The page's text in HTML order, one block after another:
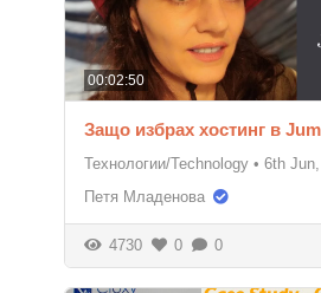
00:02:50
Защо избрах хостинг в
Технологии/Technology • 6th
Петя Младенова
4730 0 0